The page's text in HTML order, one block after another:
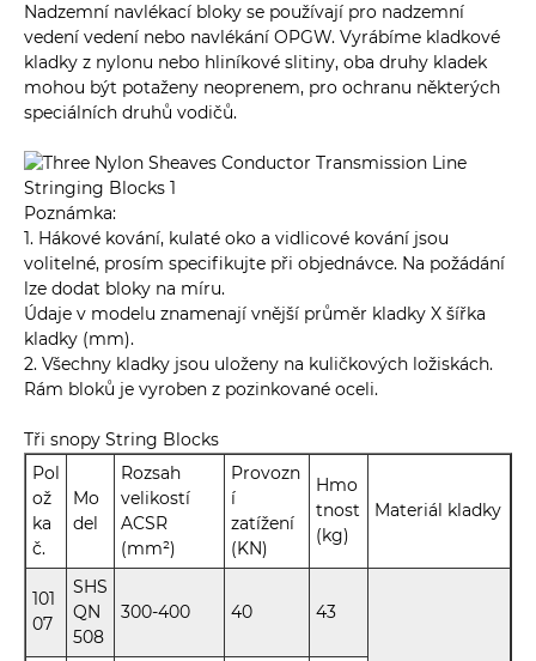
Nadzemní navlékací bloky se používají pro nadzemní
vedení vedení nebo navlékání OPGW. Vyrábíme kladkové
kladky z nylonu nebo hliníkové slitiny, oba druhy kladek
mohou být potaženy neoprenem, pro ochranu některých
speciálních druhů vodičů.
Poznámka:
1. Hákové kování, kulaté oko a vidlicové kování jsou
volitelné, prosím specifikujte při objednávce. Na požádání
lze dodat bloky na míru.
Údaje v modelu znamenají vnější průměr kladky X šířka
kladky (mm).
2. Všechny kladky jsou uloženy na kuličkových ložiskách.
Rám bloků je vyroben z pozinkované oceli.
Tři snopy String Blocks
Pol
ož
ka
č.
Mo
del
Rozsah
velikostí
ACSR
(mm²)
Provozn
í
zatížení
(KN)
Hmo
tnost
(kg)
Materiál kladky
101
07
SHS
QN
508
300-400 40 43